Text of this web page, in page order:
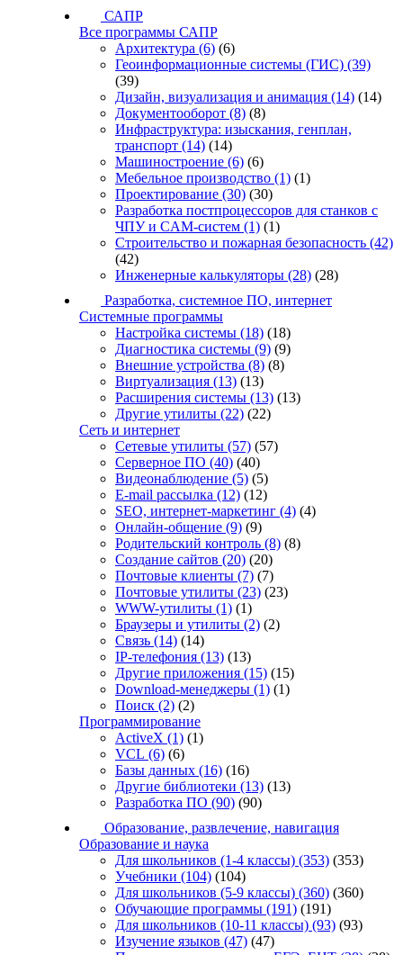
САПР
Все программы САПР
Архитектура (6) (6)
Геоинформационные системы (ГИС) (39)
(39)
Дизайн, визуализация и анимация (14) (14)
Документооборот (8) (8)
Инфраструктура: изыскания, генплан,
транспорт (14) (14)
Машиностроение (6) (6)
Мебельное производство (1) (1)
Проектирование (30) (30)
Разработка постпроцессоров для станков с
ЧПУ и CAM-систем (1) (1)
Строительство и пожарная безопасность (42)
(42)
Инженерные калькуляторы (28) (28)
Разработка, системное ПО, интернет
Системные программы
Настройка системы (18) (18)
Диагностика системы (9) (9)
Внешние устройства (8) (8)
Виртуализация (13) (13)
Расширения системы (13) (13)
Другие утилиты (22) (22)
Сеть и интернет
Сетевые утилиты (57) (57)
Серверное ПО (40) (40)
Видеонаблюдение (5) (5)
E-mail рассылка (12) (12)
SEO, интернет-маркетинг (4) (4)
Онлайн-общение (9) (9)
Родительский контроль (8) (8)
Создание сайтов (20) (20)
Почтовые клиенты (7) (7)
Почтовые утилиты (23) (23)
WWW-утилиты (1) (1)
Браузеры и утилиты (2) (2)
Связь (14) (14)
IP-телефония (13) (13)
Другие приложения (15) (15)
Download-менеджеры (1) (1)
Поиск (2) (2)
Программирование
ActiveX (1) (1)
VCL (6) (6)
Базы данных (16) (16)
Другие библиотеки (13) (13)
Разработка ПО (90) (90)
Образование, развлечение, навигация
Образование и наука
Для школьников (1-4 классы) (353) (353)
Учебники (104) (104)
Для школьников (5-9 классы) (360) (360)
Обучающие программы (191) (191)
Для школьников (10-11 классы) (93) (93)
Изучение языков (47) (47)